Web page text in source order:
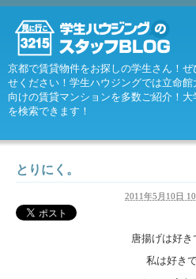
京都で賃貸物件をお探しの学生さん！
せください！学生ハウジングでは立命
向けの賃貸マンションを多数ご紹介！
を検索できます！
とりにく。
2011年5月10日
唐揚げは好き
私は好き